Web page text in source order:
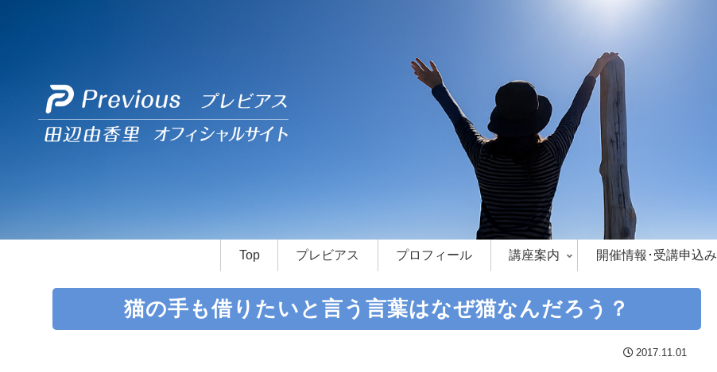
Top プレビアス プロフィール 講座案内 開催情報･受講申込み
猫の手も借りたいと言う言葉はなぜ猫なんだろう？
2017.11.01